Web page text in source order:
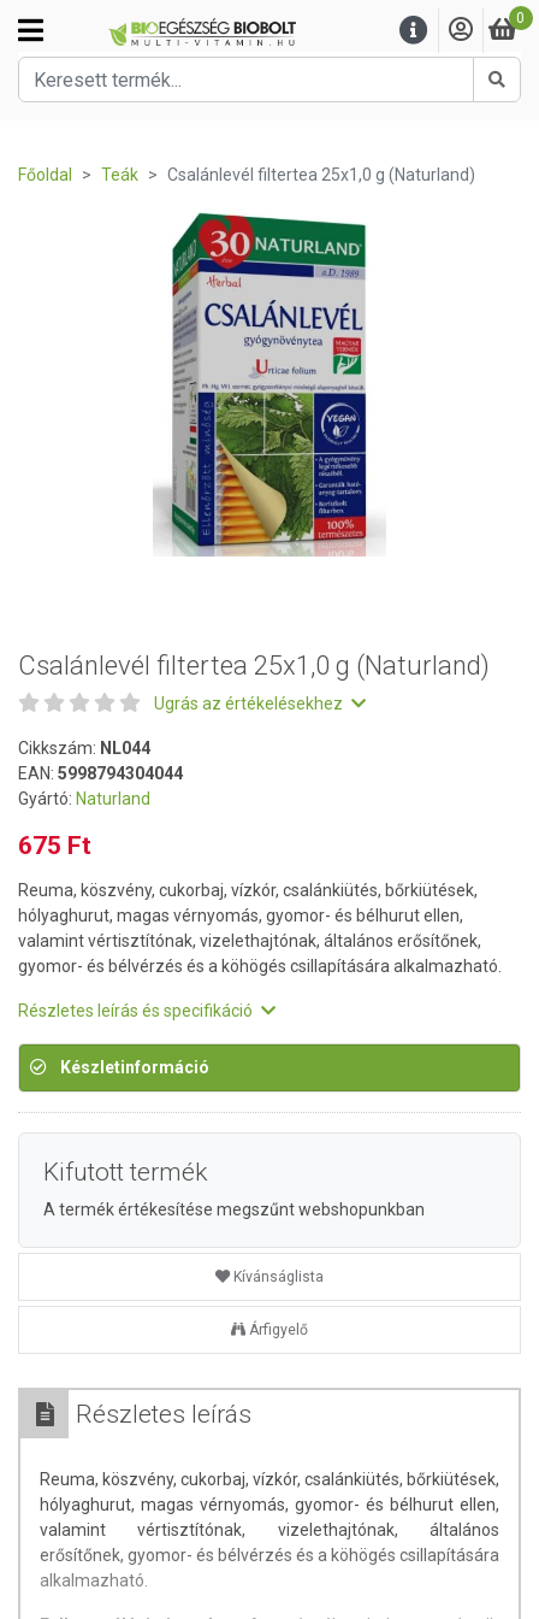
0
Főoldal Teák Csalánlevél filtertea 25x1,0 g (Naturland)
Csalánlevél filtertea 25x1,0 g (Naturland)
Ugrás az értékelésekhez
Cikkszám: NL044
EAN: 5998794304044
Gyártó: Naturland
675 Ft
Reuma, köszvény, cukorbaj, vízkór, csalánkiütés, bőrkiütések,
hólyaghurut, magas vérnyomás, gyomor- és bélhurut ellen,
valamint vértisztítónak, vizelethajtónak, általános erősítőnek,
gyomor- és bélvérzés és a köhögés csillapítására alkalmazható.
Részletes leírás és specifikáció
Készletinformáció
Kifutott termék
A termék értékesítése megszűnt webshopunkban
Kívánságlista
Árfigyelő
Részletes leírás
Reuma, köszvény, cukorbaj, vízkór, csalánkiütés, bőrkiütések,
hólyaghurut, magas vérnyomás, gyomor- és bélhurut ellen,
valamint vértisztítónak, vizelethajtónak, általános
erősítőnek, gyomor- és bélvérzés és a köhögés csillapítására
alkalmazható.